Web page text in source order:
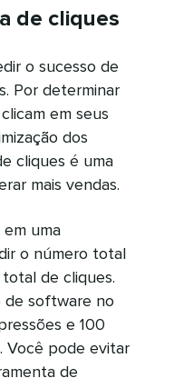
de cliques​​
o sucesso de
Por determinar
em seus
dos
cliques é uma
mais vendas.​​
em uma
o número total
de cliques.
de software no
e 100
Você pode evitar
de